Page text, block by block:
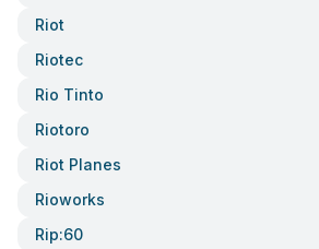
Riot
Riotec
Rio Tinto
Riotoro
Riot Planes
Rioworks
Rip:60